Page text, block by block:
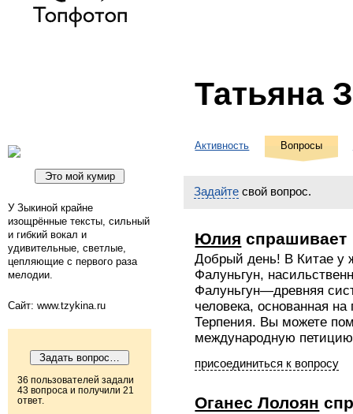
Татьяна
У Зыкиной крайне
изощрённые тексты, сильный
и гибкий вокал и
удивительные, светлые,
цепляющие с первого раза
мелодии.
Сайт: www.tzykina.ru
36 пользователей задали
43 вопроса и получили 21
ответ.
Активность Вопросы
Задайте свой вопрос.
Юлия спрашивает
Добрый день! В Китае у
Фалуньгун,
Фалуньгун—древняя
человека, основанная
Терпения. Вы можете
международную
присоединиться к вопросу
Оганес Лолоян